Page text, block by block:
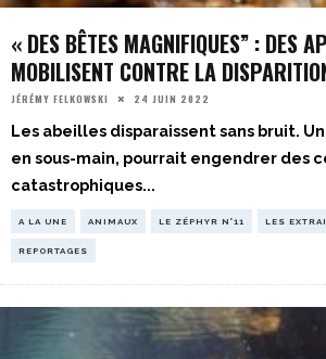
« DES BÊTES MAGNIFIQUES” : DES
MOBILISENT CONTRE LA
JÉRÉMY FELKOWSKI 24 JUIN 2022
Les abeilles disparaissent sans bruit.
en sous-main, pourrait engendrer des
catastrophiques...
A LA UNE ANIMAUX LE ZÉPHYR N°11 LES
REPORTAGES